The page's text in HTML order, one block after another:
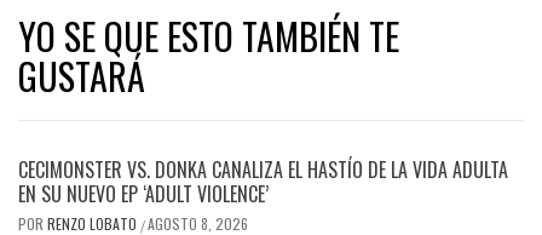
YO SE QUE ESTO TAMBIÉN TE
GUSTARÁ
CECIMONSTER VS. DONKA CANALIZA EL HASTÍO DE LA VIDA ADULTA
EN SU NUEVO EP ‘ADULT VIOLENCE’
POR RENZO LOBATO /AGOSTO 8, 2026